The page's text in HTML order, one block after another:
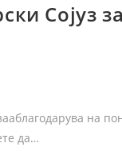
Сојуз
на
да…